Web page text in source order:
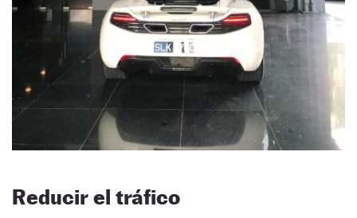
Reducir el tráfico